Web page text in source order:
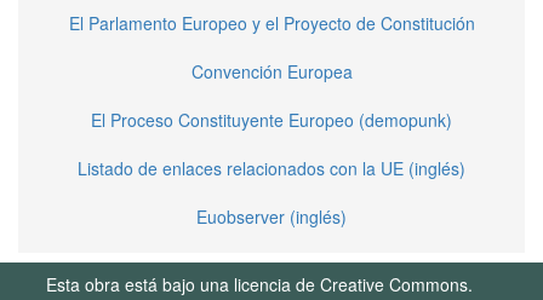
El Parlamento Europeo y el Proyecto de Constitución
Convención Europea
El Proceso Constituyente Europeo (demopunk)
Listado de enlaces relacionados con la UE (inglés)
Euobserver (inglés)
Esta obra está bajo una licencia de Creative Commons.